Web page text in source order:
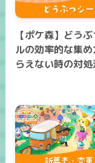
【ポケ森】どう
ルの効率的な集
らえない時の対処